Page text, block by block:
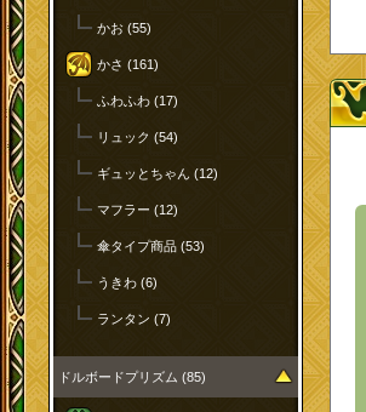
かお (55)
かさ (161)
ふわふわ (17)
リュック (54)
ギュッとちゃん (12)
マフラー (12)
傘タイプ商品 (53)
うきわ (6)
ランタン (7)
ドルボードプリズム (85)